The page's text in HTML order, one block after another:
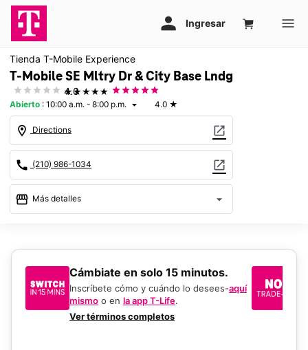
Tienda T-Mobile Experience
T-Mobile SE Mltry Dr & City Base Lndg
★★★★★
4.0
Abierto : 10:00 a.m. - 8:00 p.m. arrow_drop_down 4.0 ★
location_on Directions open_in_new
call (210) 986-1034 open_in_new
storefront Más detalles arrow_drop_down
12:00 p.m. a 6:00 p.m.
Lun.: 10:00 a.m. a 8:00 p.m.
10:00 a.m. a 8:00 p.m.
Mié.:10:00 a.m. a 8:00 p.m.
​​​​​​​Cámbiate en solo 15 minutos.
Inscríbete cómo y cuándo lo desees-aquí
mismo o en la app T-Life.
Ver términos completos